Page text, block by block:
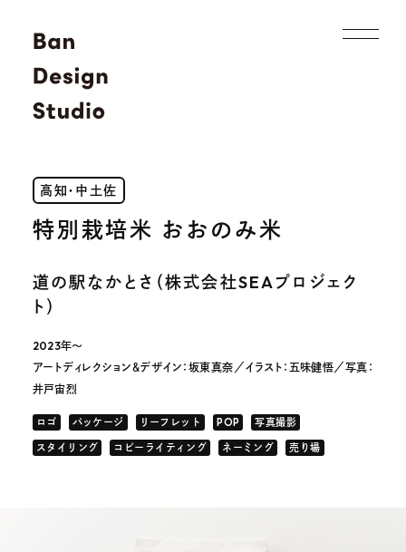
高知・中土佐
特別栽培米 おおのみ米
道の駅なかとさ（株式会社SEAプロジェク
ト）
2023年〜
アートディレクション＆デザイン：坂東真奈／イラスト：五味健悟／写真：
井戸宙烈
ロゴ パッケージ リーフレット POP
写真撮影
スタイリング
コピーライティング ネーミング 売り場